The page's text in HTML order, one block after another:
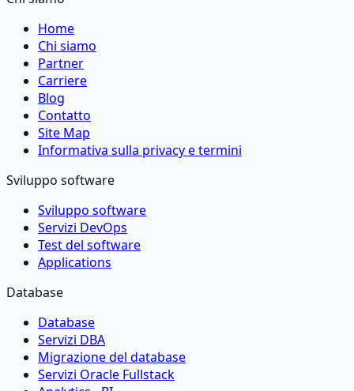
Home
Chi siamo
Partner
Carriere
Blog
Contatto
Site Map
Informativa sulla privacy e termini
Sviluppo software
Sviluppo software
Servizi DevOps
Test del software
Applications
Database
Database
Servizi DBA
Migrazione del database
Servizi Oracle Fullstack